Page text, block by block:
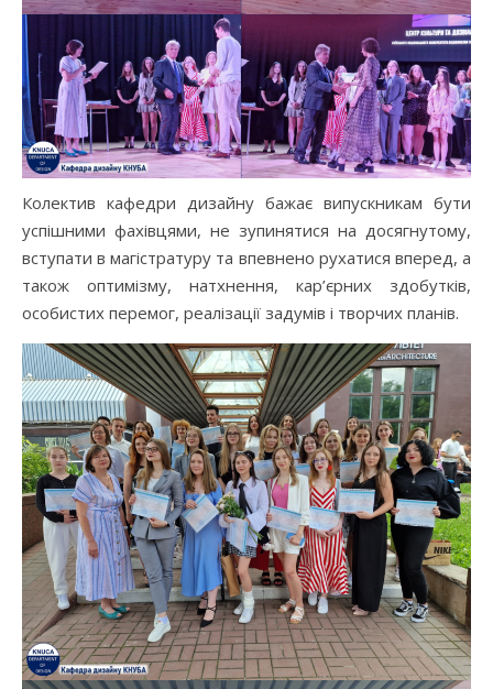
Колектив кафедри дизайну бажає випускникам бути
успішними фахівцями, не зупинятися на досягнутому,
вступати в магістратуру та впевнено рухатися вперед, а
також оптимізму, натхнення, кар’єрних здобутків,
особистих перемог, реалізації задумів і творчих планів.